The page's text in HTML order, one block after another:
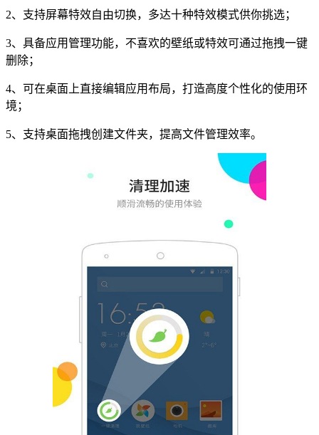
2、支持屏幕特效自由切换，多达十种特效模式供你挑选；
3、具备应用管理功能，不喜欢的壁纸或特效可通过拖拽一键
删除；
4、可在桌面上直接编辑应用布局，打造高度个性化的使用环
境；
5、支持桌面拖拽创建文件夹，提高文件管理效率。